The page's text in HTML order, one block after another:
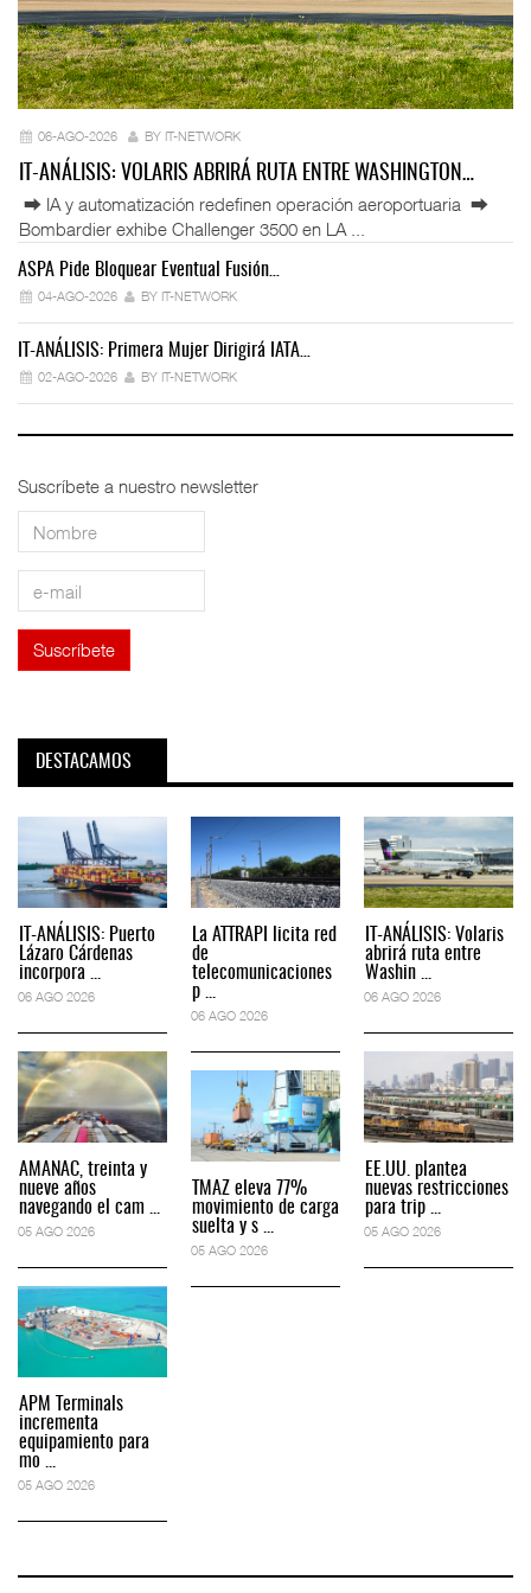
06-AGO-2026 BY IT-NETWORK
IT-ANÁLISIS: VOLARIS ABRIRÁ RUTA ENTRE WASHINGTON…
⮕ IA y automatización redefinen operación aeroportuaria ⮕
Bombardier exhibe Challenger 3500 en LA ...
ASPA Pide Bloquear Eventual Fusión…
04-AGO-2026 BY IT-NETWORK
IT-ANÁLISIS: Primera Mujer Dirigirá IATA…
02-AGO-2026 BY IT-NETWORK
Suscríbete a nuestro newsletter
DESTACAMOS
IT-ANÁLISIS: Puerto
Lázaro Cárdenas
incorpora ...
06 AGO 2026
AMANAC, treinta y
nueve años
navegando el cam ...
05 AGO 2026
APM Terminals
incrementa
equipamiento para
mo ...
05 AGO 2026
La ATTRAPI licita red
de
telecomunicaciones
p ...
06 AGO 2026
TMAZ eleva 77%
movimiento de carga
suelta y s ...
05 AGO 2026
IT-ANÁLISIS: Volaris
abrirá ruta entre
Washin ...
06 AGO 2026
EE.UU. plantea
nuevas restricciones
para trip ...
05 AGO 2026